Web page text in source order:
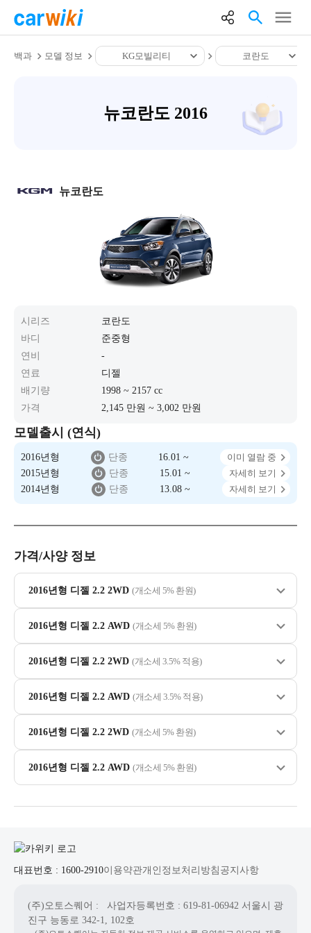
백과 모델 정보 KG모빌리티 코란도
뉴코란도 2016
뉴코란도
시리즈
코란도
바디
준중형
연비
-
연료
디젤
배기량
1998 ~ 2157 cc
가격
2,145 만원 ~ 3,002 만원
모델출시 (연식)
2016년형 단종 16.01 ~
이미 열람 중
2015년형
단종 15.01 ~
자세히 보기
2014년형
단종 13.08 ~ 자세히 보기
가격/사양 정보
2016년형 디젤 2.2 2WD (개소세 5% 환원)
2016년형 디젤 2.2 AWD (개소세 5% 환원)
2016년형 디젤 2.2 2WD (개소세 3.5% 적용)
2016년형 디젤 2.2 AWD (개소세 3.5% 적용)
2016년형 디젤 2.2 2WD (개소세 5% 환원)
2016년형 디젤 2.2 AWD (개소세 5% 환원)
대표번호 : 1600-2910이용약관개인정보처리방침 공지사항
(주)오토스퀘어 : 사업자등록번호 : 619-81-06942 서울시 광
진구 능동로 342-1, 102호